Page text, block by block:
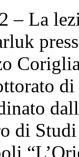
– La
di